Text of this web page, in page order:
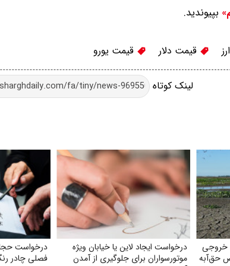
بپیوندید.
قیمت دلار قیمت یورو
لینک کوتاه
خروجی
حق‌آبه
درخواست ایجاد لاین یا خیابان ویژه
موتورسواران برای جلوگیری از آمدن
درخواست
فصلی چادر